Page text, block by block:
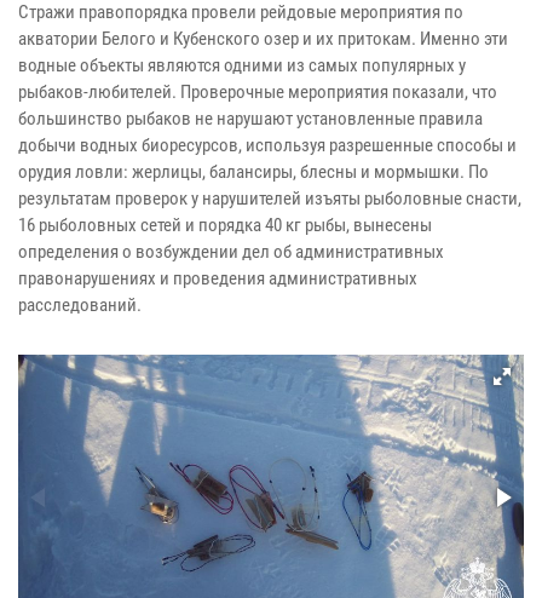
Стражи правопорядка провели рейдовые мероприятия по
акватории Белого и Кубенского озер и их притокам. Именно эти
водные объекты являются одними из самых популярных у
рыбаков-любителей. Проверочные мероприятия показали, что
большинство рыбаков не нарушают установленные правила
добычи водных биоресурсов, используя разрешенные способы и
орудия ловли: жерлицы, балансиры, блесны и мормышки. По
результатам проверок у нарушителей изъяты рыболовные снасти,
16 рыболовных сетей и порядка 40 кг рыбы, вынесены
определения о возбуждении дел об административных
правонарушениях и проведения административных
расследований.